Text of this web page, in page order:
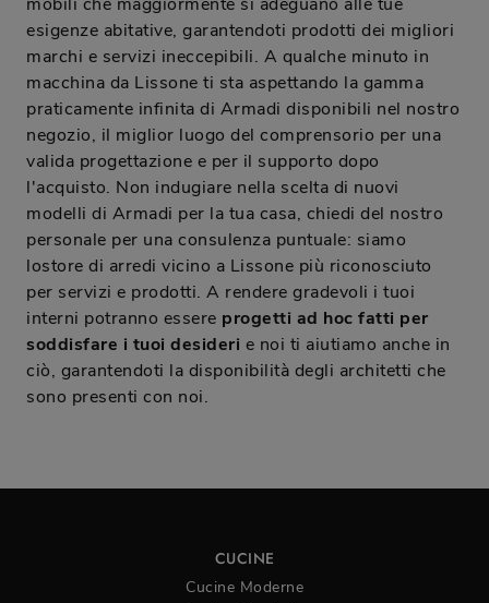
esigenze abitative, garantendoti prodotti dei migliori
marchi e servizi ineccepibili. A qualche minuto in
macchina da Lissone ti sta aspettando la gamma
praticamente infinita di Armadi disponibili nel nostro
negozio, il miglior luogo del comprensorio per una
valida progettazione e per il supporto dopo
l'acquisto. Non indugiare nella scelta di nuovi
modelli di Armadi per la tua casa, chiedi del nostro
personale per una consulenza puntuale: siamo
lostore di arredi vicino a Lissone più riconosciuto
per servizi e prodotti. A rendere gradevoli i tuoi
interni potranno essere progetti ad hoc fatti per
soddisfare i tuoi desideri e noi ti aiutiamo anche in
ciò, garantendoti la disponibilità degli architetti che
sono presenti con noi.
CUCINE
Cucine Moderne